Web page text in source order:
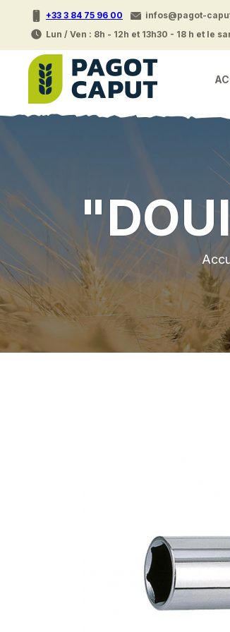
+33 3 84 75 96 00
infos@pagot-
Lun / Ven : 8h - 12h et 13h30 - 18 h et le